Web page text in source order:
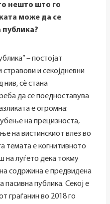
нешто што го
може да се
– постојат
стравови и секојдневни
нив, сè стана
да се поедноставува
е огромна:
на прецизноста,
на вистинскиот влез во
темата е когнитивното
на луѓето дека токму
содржина е предвидена
публика. Секој е
граѓанин во 2018 го